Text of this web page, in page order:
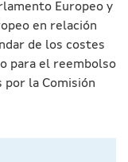
Europeo y
en relación
de los costes
para el reembolso
por la Comisión